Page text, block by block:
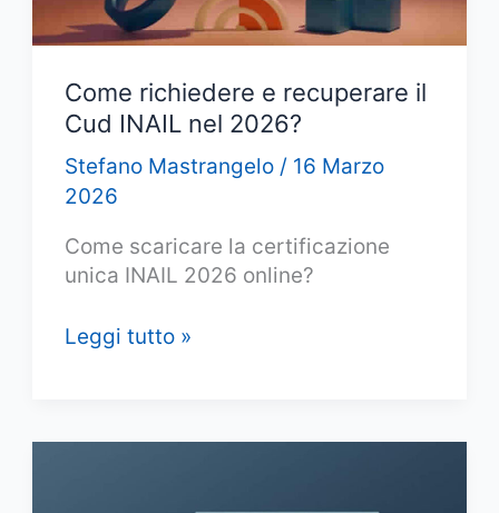
Come richiedere e recuperare il
Cud INAIL nel 2026?
Stefano Mastrangelo/ 16 Marzo
2026
Come scaricare la certificazione
unica INAIL 2026 online?
Come
il
Leggi tutto »